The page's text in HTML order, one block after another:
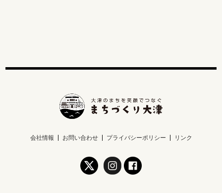
会社情報 お問い合わせ プライバシーポリシー リンク